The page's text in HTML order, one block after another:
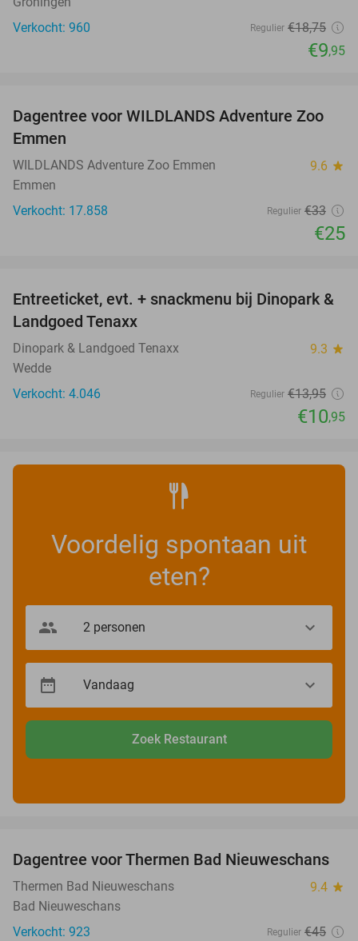
Verkocht: 960
Regulier €18,75
€9,95
24%
Dagentree voor WILDLANDS Adventure Zoo
Emmen
WILDLANDS Adventure Zoo Emmen 9.6 star
Emmen
Verkocht: 17.858
Regulier €33
€25
22%
Entreeticket, evt. + snackmenu bij Dinopark &
Landgoed Tenaxx
Dinopark & Landgoed Tenaxx 9.3 star
Wedde
Verkocht: 4.046
Regulier €13,95
€10,95
Voordelig spontaan uit
eten?
Zoek Restaurant
27%
Dagentree voor Thermen Bad Nieuweschans
Thermen Bad Nieuweschans 9.4 star
Bad Nieuweschans
Verkocht: 923
Regulier €45